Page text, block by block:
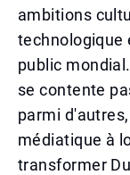
ambitions
technologique
public
se contente
parmi
médiatique à
transformer